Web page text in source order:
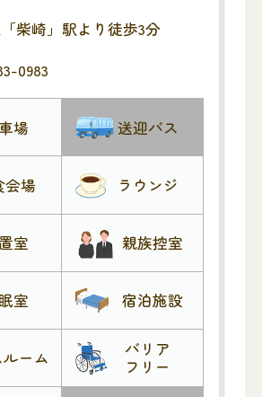
から社葬のような大規模葬
わせてお選びいただけま
クリーン設置、故人を偲ぶ
映も可能です。
取扱店・府中市聖苑葬儀取
民の葬儀取扱店・川崎市民
柴崎」駅より徒歩3分
0983
場 送迎バス
会場 ラウンジ
室 親族控室
室 宿泊施設
ーム
バリア
フリー